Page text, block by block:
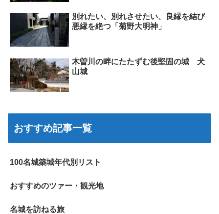
別れたい、別れさせたい、良縁を結び
悪縁を絶つ「菊野大明神」
木曽川の畔にたたずむ後堅固の城 犬
山城
おすすめ記事一覧
100名城築城年代別リスト
おすすめのツァー・観光地
名城を訪ねる旅